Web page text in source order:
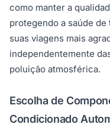
como manter a
protegendo a saúde
suas viagens mais
independentemente
poluição atmosférica.
Escolha de
Condicionado